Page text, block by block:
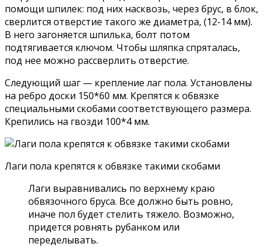
помощи шпилек: под них насквозь, через брус, в блок,
сверлится отверстие такого же диаметра, (12-14 мм).
В него загоняется шпилька, болт потом
подтягивается ключом. Чтобы шляпка спряталась,
под нее можно рассверлить отверстие.
Следующий шаг — крепление лаг пола. Установлены
на ребро доски 150*60 мм. Крепятся к обвязке
специальными скобами соответствующего размера.
Крепились на гвозди 100*4 мм.
Лаги пола крепятся к обвязке такими скобами
Лаги выравнивались по верхнему краю
обвязочного бруса. Все должно быть ровно,
иначе пол будет стелить тяжело. Возможно,
придется ровнять рубанком или
переделывать.